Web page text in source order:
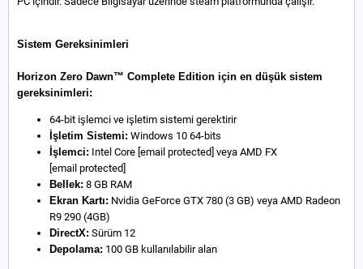
Sistem Gereksinimleri
Horizon Zero Dawn™ Complete Edition için en düşük sistem
gereksinimleri:
64-bit işlemci ve işletim sistemi gerektirir
İşletim Sistemi: Windows 10 64-bits
İşlemci: Intel Core [email protected] veya AMD FX
[email protected]
Bellek: 8 GB RAM
Ekran Kartı: Nvidia GeForce GTX 780 (3 GB) veya AMD Radeon
R9 290 (4GB)
DirectX: Sürüm 12
Depolama: 100 GB kullanılabilir alan